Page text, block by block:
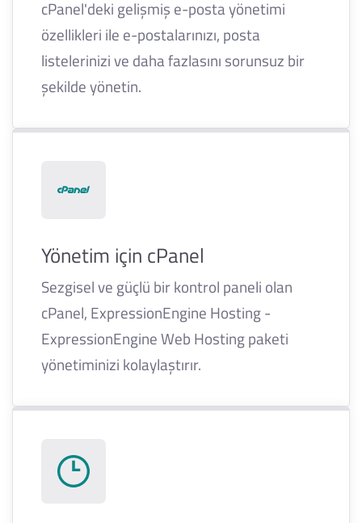
cPanel'deki gelişmiş e-posta yönetimi
özellikleri ile e-postalarınızı, posta
listelerinizi ve daha fazlasını sorunsuz bir
şekilde yönetin.
Yönetim için cPanel
Sezgisel ve güçlü bir kontrol paneli olan
cPanel, ExpressionEngine Hosting -
ExpressionEngine Web Hosting paketi
yönetiminizi kolaylaştırır.